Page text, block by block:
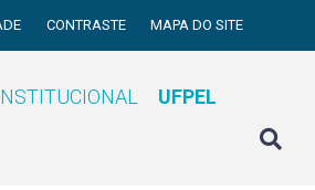
CONTRASTE MAPA DO SITE
UFPEL